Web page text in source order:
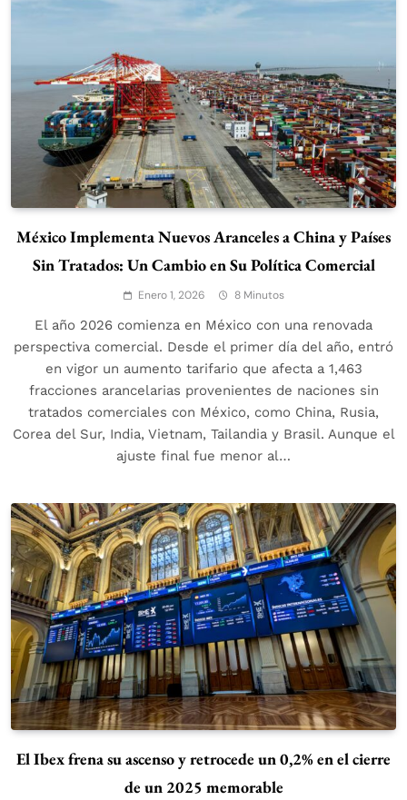
México Implementa Nuevos Aranceles a China y Países
Sin Tratados: Un Cambio en Su Política Comercial
Enero 1, 2026 8 Minutos
El año 2026 comienza en México con una renovada
perspectiva comercial. Desde el primer día del año, entró
en vigor un aumento tarifario que afecta a 1,463
fracciones arancelarias provenientes de naciones sin
tratados comerciales con México, como China, Rusia,
Corea del Sur, India, Vietnam, Tailandia y Brasil. Aunque el
ajuste final fue menor al…
El Ibex frena su ascenso y retrocede un 0,2% en el cierre
de un 2025 memorable